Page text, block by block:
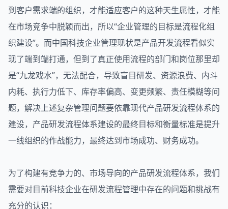
到客户需求端的组织，才能适应客户的这种天生属性，才能
在市场竞争中脱颖而出，所以“企业管理的目标是流程化组
织建设”。而中国科技企业管理现状是产品开发流程看似实
现了端到端打通，但到了真正使用流程的部门和岗位那里却
是“九龙戏水”，无法配合，导致盲目研发、资源浪费、内斗
内耗、执行力低下、库存率偏高、变更频繁、责任模糊等问
题，解决上述复杂管理问题要依靠现代产品研发流程体系的
建设，产品研发流程体系建设的最终目标和衡量标准是提升
一线组织的作战能力，最终达到市场成功、财务成功。
为了构建有竞争力的、市场导向的产品研发流程体系，我们
需要对目前科技企业在研发流程管理中存在的问题和挑战有
充分的认识：